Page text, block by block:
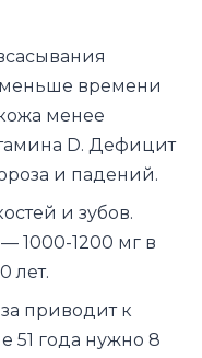
времени
менее
D. Дефицит
и падений.
и зубов.
1000-1200 мг в
лет.
приводит к
51 года нужно 8